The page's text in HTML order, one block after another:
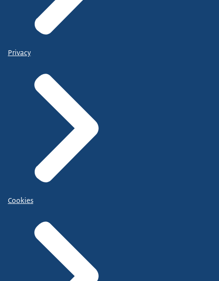
Privacy
Cookies